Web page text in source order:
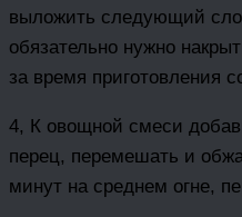
выложить следующий
обязательно нужно
за время приготовления
4, К овощной смеси
перец, перемешать и
минут на среднем огне,